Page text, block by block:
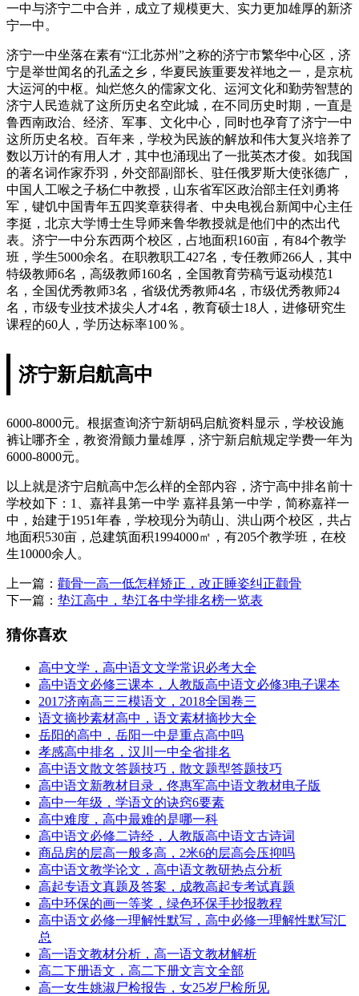
一中与济宁二中合并，成立了规模更大、实力更加雄厚的新济
宁一中。
济宁一中坐落在素有“江北苏州”之称的济宁市繁华中心区，济
宁是举世闻名的孔孟之乡，华夏民族重要发祥地之一，是京杭
大运河的中枢。灿烂悠久的儒家文化、运河文化和勤劳智慧的
济宁人民造就了这所历史名空此城，在不同历史时期，一直是
鲁西南政治、经济、军事、文化中心，同时也孕育了济宁一中
这所历史名校。百年来，学校为民族的解放和伟大复兴培养了
数以万计的有用人才，其中也涌现出了一批英杰才俊。如我国
的著名词作家乔羽，外交部副部长、驻任俄罗斯大使张德广，
中国人工喉之子杨仁中教授，山东省军区政治部主任刘勇将
军，键饥中国青年五四奖章获得者、中央电视台新闻中心主任
李挺，北京大学博士生导师来鲁华教授就是他们中的杰出代
表。济宁一中分东西两个校区，占地面积160亩，有84个教学
班，学生5000余名。在职教职工427名，专任教师266人，其中
特级教师6名，高级教师160名，全国教育劳稿亏返动模范1
名，全国优秀教师3名，省级优秀教师4名，市级优秀教师24
名，市级专业技术拔尖人才4名，教育硕士18人，进修研究生
课程的60人，学历达标率100％。
济宁新启航高中
6000-8000元。根据查询济宁新胡码启航资料显示，学校设施
裤让哪齐全，教资滑颤力量雄厚，济宁新启航规定学费一年为
6000-8000元。
以上就是济宁启航高中怎么样的全部内容，济宁高中排名前十
学校如下：1、嘉祥县第一中学 嘉祥县第一中学，简称嘉祥一
中，始建于1951年春，学校现分为萌山、洪山两个校区，共占
地面积530亩，总建筑面积1994000㎡，有205个教学班，在校
生10000余人。
上一篇： 颧骨一高一低怎样矫正，改正睡姿纠正颧骨
下一篇： 垫江高中，垫江各中学排名榜一览表
猜你喜欢
高中文学，高中语文文学常识必考大全
高中语文必修三课本，人教版高中语文必修3电子课本
2017济南高三三模语文，2018全国卷三
语文摘抄素材高中，语文素材摘抄大全
岳阳的高中，岳阳一中是重点高中吗
孝感高中排名，汉川一中全省排名
高中语文散文答题技巧，散文题型答题技巧
高中语文新教材目录，佟惠军高中语文教材电子版
高中一年级，学语文的诀窍6要素
高中难度，高中最难的是哪一科
高中语文必修二诗经，人教版高中语文古诗词
商品房的层高一般多高，2米6的层高会压抑吗
高中语文教学论文，高中语文教研热点分析
高起专语文真题及答案，成教高起专考试真题
高中环保的画一等奖，绿色环保手抄报教程
高中语文必修一理解性默写，高中必修一理解性默写汇
总
高一语文教材分析，高一语文教材解析
高二下册语文，高二下册文言文全部
高一女生姚淑尸检报告，女25岁尸检所见